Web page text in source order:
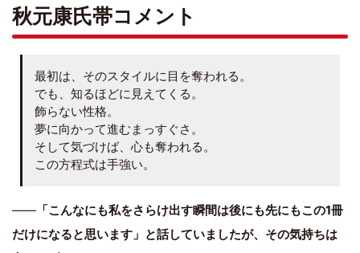
秋元康氏帯コメント
最初は、そのスタイルに目を奪われる。
でも、知るほどに見えてくる。
飾らない性格。
夢に向かって進むまっすぐさ。
そして気づけば、心も奪われる。
この方程式は手強い。
―― 「こんなにも私をさらけ出す瞬間は後にも先にもこの1冊
だけになると思います」と話していましたが、その気持ちは